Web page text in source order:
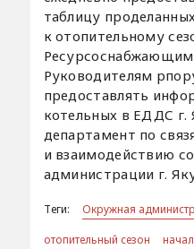
таблицу
к отопительному
Ресурсоснабжающим
Руководителям
предоставлять
котельных в ЕДДС г.
департамент по
и взаимодействию
администрации г.
Теги:
Окружная
отопительный сезон